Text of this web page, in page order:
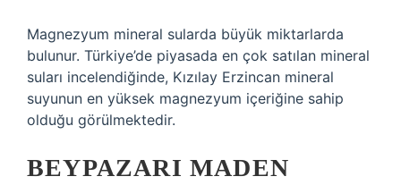
Magnezyum mineral sularda büyük miktarlarda
bulunur. Türkiye’de piyasada en çok satılan mineral
suları incelendiğinde, Kızılay Erzincan mineral
suyunun en yüksek magnezyum içeriğine sahip
olduğu görülmektedir.
BEYPAZARI MADEN